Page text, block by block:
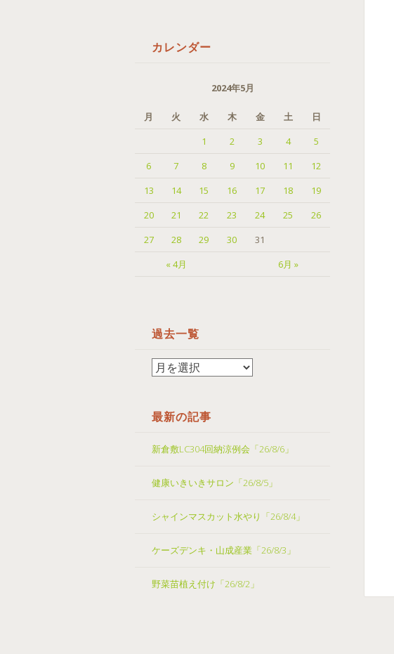
カレンダー
2024年5月
月 火 水 木 金 土 日
« 4月 6月 »
1 2 3 4
5
6
7 8 9 10 11
12
13
14 15 16 17 18
19
20
21 22 23 24 25
26
27
28 29 30 31
過去一覧
最新の記事
新倉敷LC304回納涼例会「26/8/6」
健康いきいきサロン「26/8/5」
シャインマスカット水やり「26/8/4」
ケーズデンキ・山成産業「26/8/3」
野菜苗植え付け「26/8/2」